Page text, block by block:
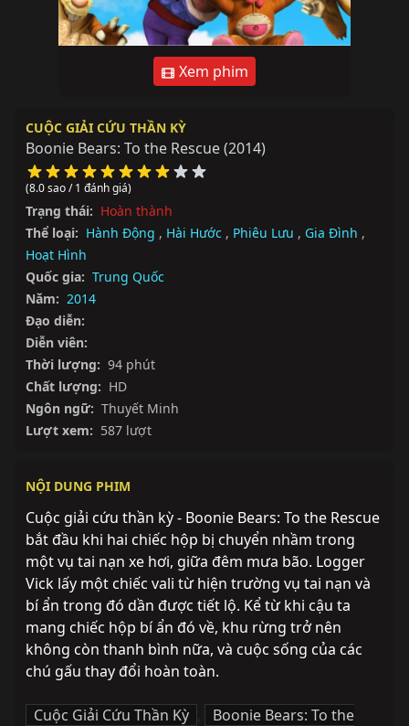
Xem phim
CUỘC GIẢI CỨU THẦN KỲ
Boonie Bears: To the Rescue(2014)
(8.0 sao / 1 đánh giá)
Trạng thái: Hoàn thành
Thể loại: Hành Động , Hài Hước , Phiêu Lưu , Gia Đình ,
Hoạt Hình
Quốc gia: Trung Quốc
Năm: 2014
Đạo diễn:
Diễn viên:
Thời lượng: 94 phút
Chất lượng: HD
Ngôn ngữ: Thuyết Minh
Lượt xem: 587 lượt
NỘI DUNG PHIM
Cuộc giải cứu thần kỳ - Boonie Bears: To the Rescue
bắt đầu khi hai chiếc hộp bị chuyển nhầm trong
một vụ tai nạn xe hơi, giữa đêm mưa bão. Logger
Vick lấy một chiếc vali từ hiện trường vụ tai nạn và
bí ẩn trong đó dần được tiết lộ. Kể từ khi cậu ta
mang chiếc hộp bí ẩn đó về, khu rừng trở nên
không còn thanh bình nữa, và cuộc sống của các
chú gấu thay đổi hoàn toàn.
Cuộc Giải Cứu Thần Kỳ ,
Boonie Bears: To the